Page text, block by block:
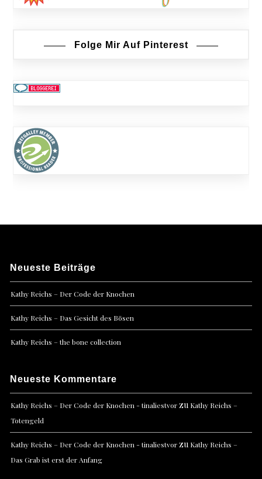
Folge Mir Auf Pinterest
Neueste Beiträge
Kathy Reichs – Der Code der Knochen
Kathy Reichs – Das Gesicht des Bösen
Kathy Reichs – the bone collection
Neueste Kommentare
Kathy Reichs – Der Code der Knochen - tinaliestvorzu Kathy Reichs –
Totengeld
Kathy Reichs – Der Code der Knochen - tinaliestvorzu Kathy Reichs –
Das Grab ist erst der Anfang